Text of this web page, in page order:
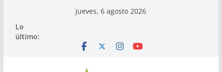
contenido
jueves, 6 agosto 2026
Lo
último: